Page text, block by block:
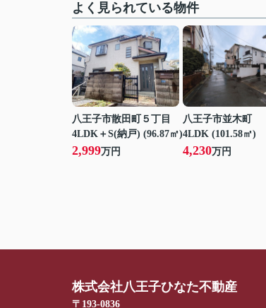
よく見られている物件
八王子市散田町５丁目
4LDK＋S(納戸) (96.87㎡)
2,999万円
八王子市並木町
4LDK (101.58㎡)
4,230万円
株式会社八王子ひなた不動産
〒193-0836